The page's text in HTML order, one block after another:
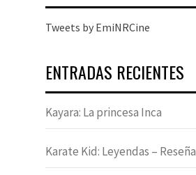
Tweets by EmiNRCine
ENTRADAS RECIENTES
Kayara: La princesa Inca
Karate Kid: Leyendas – Reseña